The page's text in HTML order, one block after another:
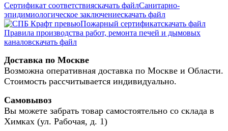
Сертификат соответствияскачать файлСанитарно-
эпидимиологическое заключениескачать файл
Пожарный сертификатскачать файл
Правила производства работ, ремонта печей и дымовых
каналовскачать файл
Доставка по Москве
Возможна оперативная доставка по Москве и Области.
Стоимость рассчитывается индивидуально.
Самовывоз
Вы можете забрать товар самостоятельно со склада в
Химках (ул. Рабочая, д. 1)